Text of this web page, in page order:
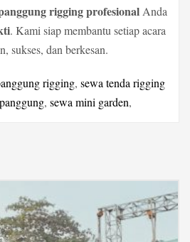
rigging profesional Anda
. Kami siap membantu setiap acara
sukses, dan berkesan.
rigging, sewa tenda rigging
, sewa mini garden,